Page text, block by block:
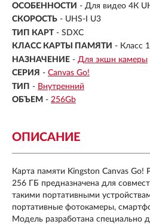
ОСОБЕННОСТИ - Для видео 4К
СКОРОСТЬ - UHS-I U3
ТИП КАРТ - SDXC
КЛАСС КАРТЫ ПАМЯТИ - Класс
НАЗНАЧЕНИЕ - Для экшн камеры
СЕРИЯ - Canvas Go!
ТИП - Внутренний
ОБЪЕМ - 256Gb
ОПИСАНИЕ
Карта памяти Kingston Canvas Go!
256 ГБ предназначена для
такими портативными
портативные фотокамеры,
Модель разработана специально